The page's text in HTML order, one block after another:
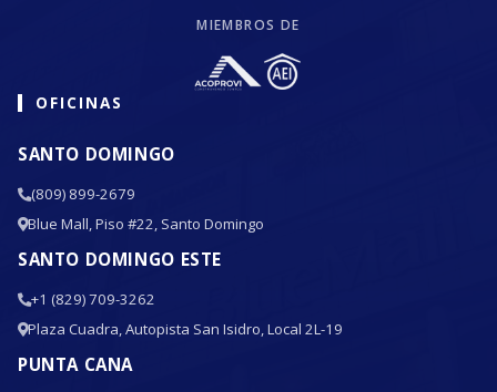
MIEMBROS DE
OFICINAS
SANTO DOMINGO
(809) 899-2679
Blue Mall, Piso #22, Santo Domingo
SANTO DOMINGO ESTE
+1 (829) 709-3262
Plaza Cuadra, Autopista San Isidro, Local 2L-19
PUNTA CANA